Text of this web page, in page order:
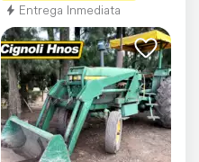
Entrega Inmediata